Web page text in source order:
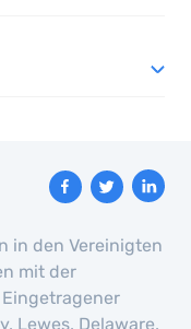
in den Vereinigten
mit der
Lewes, Delaware,